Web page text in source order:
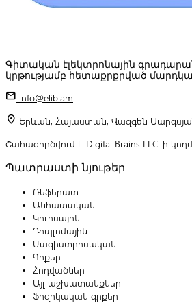
Գիտական էլեկտրոնային
կրթությամբ հետաքրքրված
mail info@elib.am
location_on Երևան, Հայաստան, Վազգեն
Շահագործվում է Digital Brains LLC-ի
Պատրաստի նյութեր
Ռեֆերատ
Անհատական
Կուրսային
Դիպլոմային
Մագիստրոսական
Գրքեր
Հոդվածներ
Այլ աշխատանքներ
Ֆիզիկական գրքեր